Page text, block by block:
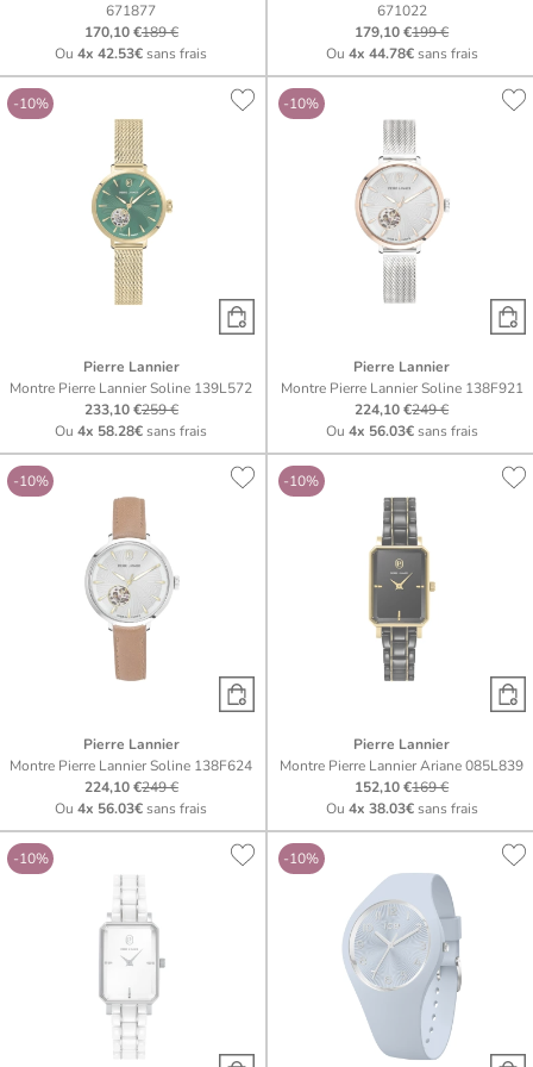
671877
170,10 €189 €
Ou4x 42.53€sans frais
671022
179,10 €199 €
Ou 4x 44.78€sans frais
-10%
Pierre Lannier
Montre Pierre Lannier Soline 139L572
233,10 €259 €
Ou4x 58.28€sans frais
-10%
Pierre Lannier
Montre Pierre Lannier Soline 138F921
224,10 €249 €
Ou 4x 56.03€sans frais
-10%
Pierre Lannier
Montre Pierre Lannier Soline 138F624
224,10 €249 €
Ou4x 56.03€sans frais
-10%
Pierre Lannier
Montre Pierre Lannier Ariane 085L839
152,10 €169 €
Ou 4x 38.03€sans frais
-10% -10%